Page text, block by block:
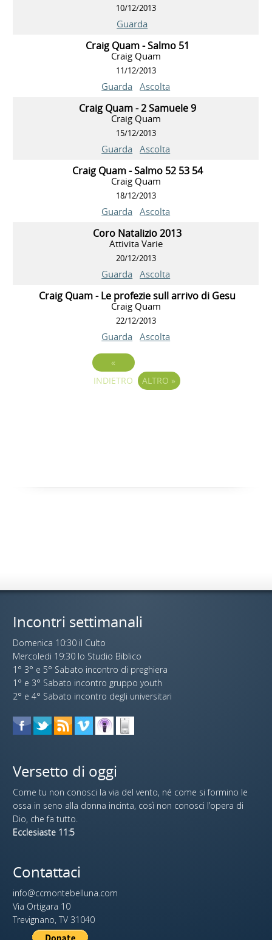
10/12/2013
Guarda
Craig Quam - Salmo 51
Craig Quam
11/12/2013
Guarda Ascolta
Craig Quam - 2 Samuele 9
Craig Quam
15/12/2013
Guarda Ascolta
Craig Quam - Salmo 52 53 54
Craig Quam
18/12/2013
Guarda Ascolta
Coro Natalizio 2013
Attivita Varie
20/12/2013
Guarda Ascolta
Craig Quam - Le profezie sull arrivo di Gesu
Craig Quam
22/12/2013
Guarda Ascolta
«
INDIETRO
ALTRO »
Incontri settimanali
Domenica 10:30 il Culto
Mercoledi 19:30 lo Studio Biblico
1° 3° e 5° Sabato incontro di preghiera
1° e 3° Sabato incontro gruppo youth
2° e 4° Sabato incontro degli universitari
Versetto di oggi
Come tu non conosci la via del vento, né come si formino le
ossa in seno alla donna incinta, così non conosci l’opera di
Dio, che fa tutto.
Ecclesiaste 11:5
Contattaci
info@ccmontebelluna.com
Via Ortigara 10
Trevignano, TV 31040